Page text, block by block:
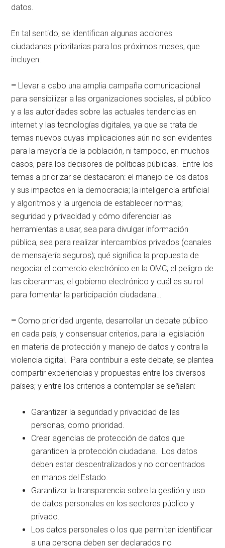
datos.
En tal sentido, se identifican algunas acciones
ciudadanas prioritarias para los próximos meses, que
incluyen:
– Llevar a cabo una amplia campaña comunicacional
para sensibilizar a las organizaciones sociales, al público
y a las autoridades sobre las actuales tendencias en
internet y las tecnologías digitales, ya que se trata de
temas nuevos cuyas implicaciones aún no son evidentes
para la mayoría de la población, ni tampoco, en muchos
casos, para los decisores de políticas públicas. Entre los
temas a priorizar se destacaron: el manejo de los datos
y sus impactos en la democracia; la inteligencia artificial
y algoritmos y la urgencia de establecer normas;
seguridad y privacidad y cómo diferenciar las
herramientas a usar, sea para divulgar información
pública, sea para realizar intercambios privados (canales
de mensajería seguros); qué significa la propuesta de
negociar el comercio electrónico en la OMC; el peligro de
las ciberarmas; el gobierno electrónico y cuál es su rol
para fomentar la participación ciudadana…
– Como prioridad urgente, desarrollar un debate público
en cada país, y consensuar criterios, para la legislación
en materia de protección y manejo de datos y contra la
violencia digital. Para contribuir a este debate, se plantea
compartir experiencias y propuestas entre los diversos
países; y entre los criterios a contemplar se señalan:
Garantizar la seguridad y privacidad de las
personas, como prioridad.
Crear agencias de protección de datos que
garanticen la protección ciudadana. Los datos
deben estar descentralizados y no concentrados
en manos del Estado.
Garantizar la transparencia sobre la gestión y uso
de datos personales en los sectores público y
privado.
Los datos personales o los que permiten identificar
a una persona deben ser declarados no